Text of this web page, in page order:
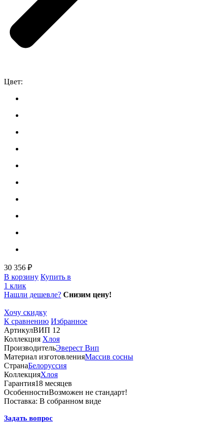
Цвет:
30 356 ₽
В корзину Купить в
1 клик
Нашли дешевле? Снизим цену!
Хочу скидку
К сравнению Избранное
АртикулВИП 12
Коллекция Хлоя
ПроизводительЭверест Вип
Материал изготовленияМассив сосны
СтранаБелоруссия
КоллекцияХлоя
Гарантия18 месяцев
ОсобенностиВозможен не стандарт!
Поставка: В собранном виде
Задать вопрос